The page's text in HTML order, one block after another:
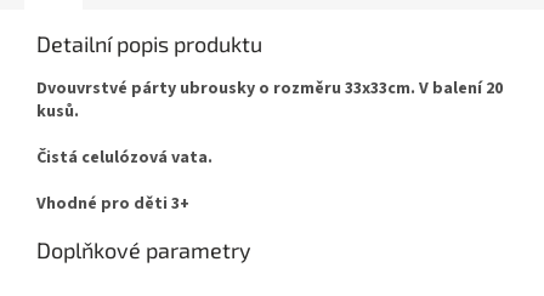
Detailní popis produktu
Dvouvrstvé párty ubrousky o rozměru 33x33cm. V balení 20
kusů.
Čistá celulózová vata.
Vhodné pro děti 3+
Doplňkové parametry